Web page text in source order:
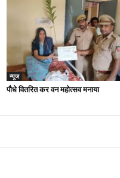
न्यूज
पौधे वितरित कर वन महोत्सव मनाया